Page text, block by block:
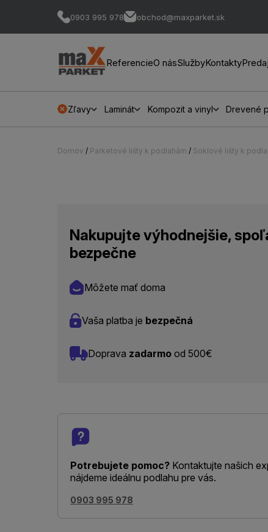
0903 995 978 obchod@maxparket.sk
ReferencieO násSlužbyKontakty
Zľavy Laminát Kompozit a vinyl Drevené
Domov / Parketové lišty k podlahám / Soklové lišty k
Nakupujte výhodnejšie,
bezpečne
Môžete mať doma
Vaša platba je bezpečná
Doprava zadarmo od 500€
Potrebujete pomoc? Kontaktujte našich
nájdeme ideálnu podlahu pre vás.
0903 995 978